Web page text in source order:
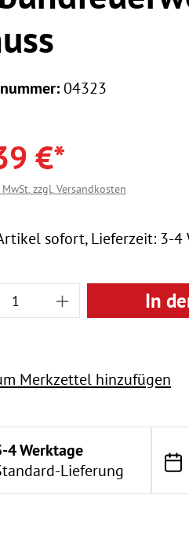
04323
€*
zzgl. Versandkosten
sofort, Lieferzeit: 3-4
Anzahl: GibIn
Merkzettel hinzufügen
4 Werktage
Lieferung